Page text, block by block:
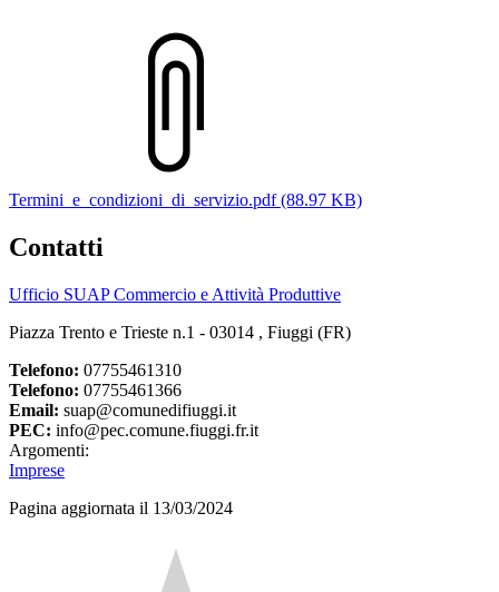
Termini_e_condizioni_di_servizio.pdf (88.97 KB)
Contatti
Ufficio SUAP Commercio e Attività Produttive
Piazza Trento e Trieste n.1 - 03014 , Fiuggi (FR)
Telefono: 07755461310
Telefono: 07755461366
Email: suap@comunedifiuggi.it
PEC: info@pec.comune.fiuggi.fr.it
Argomenti:
Imprese
Pagina aggiornata il 13/03/2024